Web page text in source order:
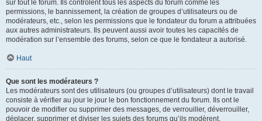
sur tout le forum. Ils contrôlent tous les aspects du forum comme les
permissions, le bannissement, la création de groupes d’utilisateurs ou de
modérateurs, etc., selon les permissions que le fondateur du forum a attribuées
aux autres administrateurs. Ils peuvent aussi avoir toutes les capacités de
modération sur l’ensemble des forums, selon ce que le fondateur a autorisé.
Haut
Que sont les modérateurs ?
Les modérateurs sont des utilisateurs (ou groupes d’utilisateurs) dont le travail
consiste à vérifier au jour le jour le bon fonctionnement du forum. Ils ont le
pouvoir de modifier ou supprimer des messages, de verrouiller, déverrouiller,
déplacer, supprimer et diviser les sujets des forums qu’ils modèrent.